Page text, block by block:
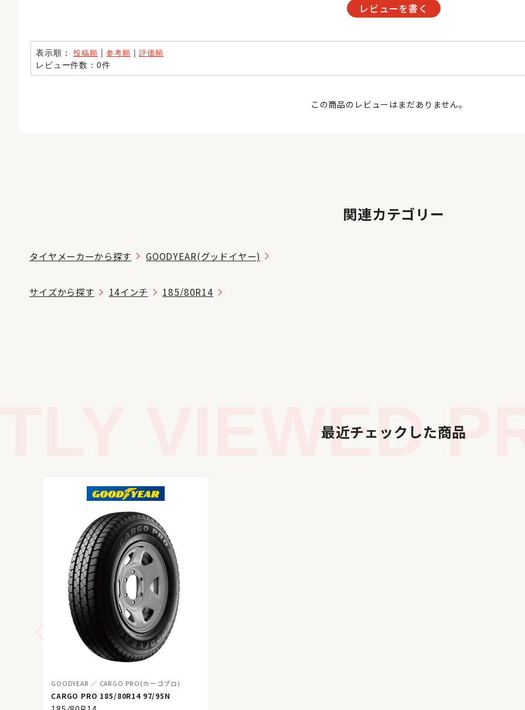
レビューを書く
表示順：投稿順 |参考順 |評価順
レビュー件数：0件
この商品のレビューはまだありません。
関連カテゴリー
タイヤメーカーから探す GOODYEAR(グッドイヤー)
サイズから探す 14インチ 185/80R14
VIEWED最近チェックした商品
GOODYEAR CARGO PRO(カーゴプロ)
CARGO PRO 185/80R14 97/95N